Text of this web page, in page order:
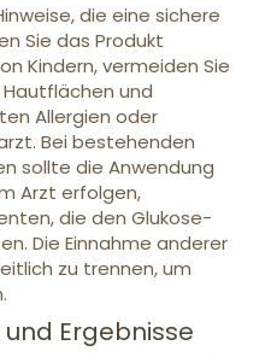
die eine sichere
Sie das Produkt
Kindern, vermeiden Sie
und
Allergien oder
Bei bestehenden
sollte die Anwendung
Arzt erfolgen,
die den Glukose-
Die Einnahme anderer
zu trennen, um
Ergebnisse